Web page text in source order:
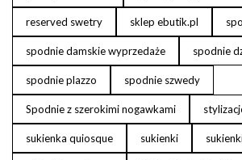
reserved swetry sklep ebutik.pl
spodnie damskie wyprzedaże spodnie
spodnie plazzo spodnie szwedy
Spodnie z szerokimi nogawkami
sukienka quiosque sukienki